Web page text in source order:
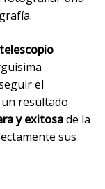
telescopio
el
resultado
y exitosade la
sus